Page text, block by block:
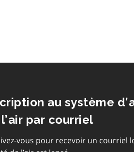
au système
par courriel
vous pour recevoir un courriel